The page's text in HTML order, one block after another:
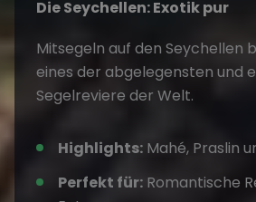
Die Seychellen: Exotik pur
Mitsegeln auf den Seychellen
eines der abgelegensten und
Segelreviere der Welt.
Highlights: Mahé, Praslin
Perfekt für: Romantische